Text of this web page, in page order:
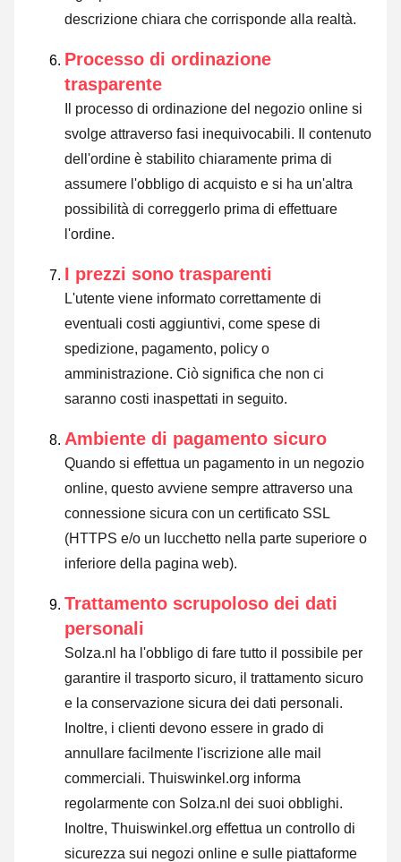
descrizione chiara che corrisponde alla realtà.
Processo di ordinazione
trasparente
Il processo di ordinazione del negozio online si
svolge attraverso fasi inequivocabili. Il contenuto
dell'ordine è stabilito chiaramente prima di
assumere l'obbligo di acquisto e si ha un'altra
possibilità di correggerlo prima di effettuare
l'ordine.
I prezzi sono trasparenti
L'utente viene informato correttamente di
eventuali costi aggiuntivi, come spese di
spedizione, pagamento, policy o
amministrazione. Ciò significa che non ci
saranno costi inaspettati in seguito.
Ambiente di pagamento sicuro
Quando si effettua un pagamento in un negozio
online, questo avviene sempre attraverso una
connessione sicura con un certificato SSL
(HTTPS e/o un lucchetto nella parte superiore o
inferiore della pagina web).
Trattamento scrupoloso dei dati
personali
Solza.nl ha l'obbligo di fare tutto il possibile per
garantire il trasporto sicuro, il trattamento sicuro
e la conservazione sicura dei dati personali.
Inoltre, i clienti devono essere in grado di
annullare facilmente l'iscrizione alle mail
commerciali. Thuiswinkel.org informa
regolarmente con Solza.nl dei suoi obblighi.
Inoltre, Thuiswinkel.org effettua un controllo di
sicurezza sui negozi online e sulle piattaforme